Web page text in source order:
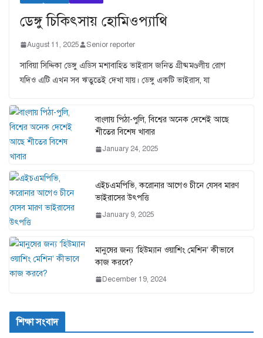
ডেঙ্গু চিকিৎসায় হোমিওপ্যাথি
August 11, 2025 Senior reporter
সাবিয়া সিদ্দিকা ডেঙ্গু এডিস মশাবাহিত ভাইরাস জনিত গ্রীষ্মমণ্ডলীয় রোগ
যদিও এটি এখন সব ঋতুতেই দেখা যায়। ডেঙ্গু একটি ভাইরাস, যা
বাংলায় পিঠা-পুলি, বিশ্বের অনেক দেশেই আছে
শীতের বিশেষ খাবার
January 24, 2025
এইচএমপিভি, করোনার আগেও চীনে যেসব মারণ
ভাইরাসের উৎপত্তি
January 9, 2025
মানুষের জন্য ‘হিউম্যান ওয়াশিং মেশিন’ কীভাবে
কাজ করবে?
December 19, 2024
শিক্ষা সংবাদ